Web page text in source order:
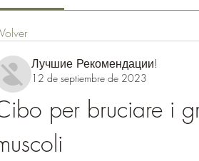
Volver
Лучшие Рекомендации!
12 de septiembre de 2023
per bruciare i